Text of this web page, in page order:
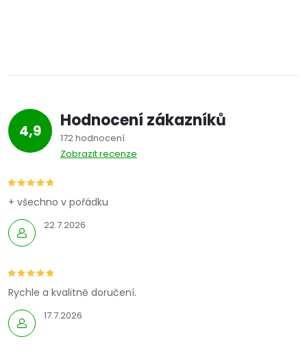
4,9 Hodnocení zákazníků
172 hodnocení
Zobrazit recenze
22.7.2026
+ všechno v pořádku
17.7.2026
Rychle a kvalitně doručení.